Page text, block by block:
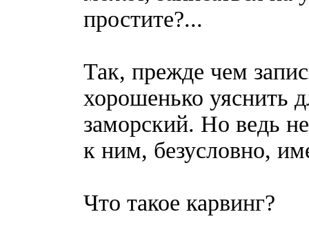
простите?...
Так, прежде чем
хорошенько уяснить
заморский. Но ведь
к ним, безусловно,
Что такое карвинг?